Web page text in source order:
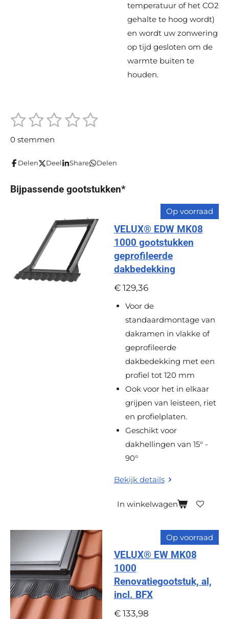
temperatuur of het CO2
gehalte te hoog wordt)
en wordt uw zonwering
op tijd gesloten om de
warmte buiten te
houden.
R
g
1
s
e
r
2
s
e
r
3
s
e
r
e
n
4
e
r
r
e
n
5
e
r
e
n
S
e
0 stemmen
Delen Deel Share Delen
Bijpassende gootstukken*
Op voorraad
VELUX® EDW MK08
1000 gootstukken
geprofileerde
dakbedekking
€ 129,36
Voor de
standaardmontage van
dakramen in vlakke of
geprofileerde
dakbedekking met een
profiel tot 120 mm
Ook voor het in elkaar
grijpen van leisteen, riet
en profielplaten.
Geschikt voor
dakhellingen van 15° -
90°
Bekijk details
In winkelwagen
Op voorraad
VELUX® EW MK08
1000
Renovatiegootstuk, al,
incl. BFX
€ 133,98